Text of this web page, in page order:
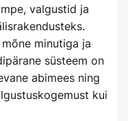
valgustid ja
minutiga ja
süsteem on
abimees ning
kui